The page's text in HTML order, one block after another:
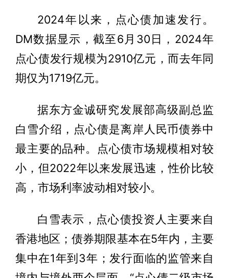
2024年以来，点心债加速发行。
DM数据显示，截至6月30日，2024年
点心债发行规模为2910亿元，而去年同
期仅为1719亿元。
据东方金诚研究发展部高级副总监
白雪介绍，点心债是离岸人民币债券中
最主要的品种。点心债市场规模相对较
小，但2022年以来发展迅速，性价比较
高，市场利率波动相对较小。
白雪表示，点心债投资人主要来自
香港地区；债券期限基本在5年内，主要
集中在1年到3年；发行面临的监管来自